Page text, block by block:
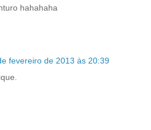
hahahaha
fevereiro de 2013 às 20:39